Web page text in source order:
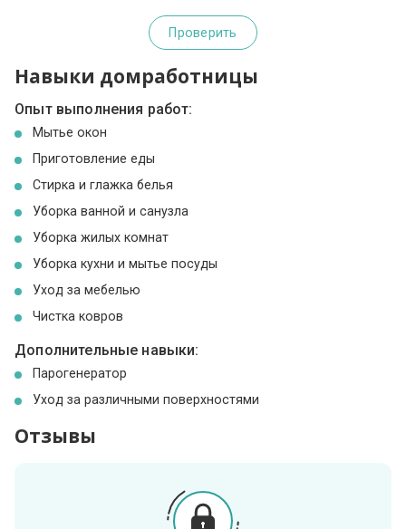
Проверить
Навыки домработницы
Опыт выполнения работ:
Мытье окон
Приготовление еды
Стирка и глажка белья
Уборка ванной и санузла
Уборка жилых комнат
Уборка кухни и мытье посуды
Уход за мебелью
Чистка ковров
Дополнительные навыки:
Парогенератор
Уход за различными поверхностями
Отзывы